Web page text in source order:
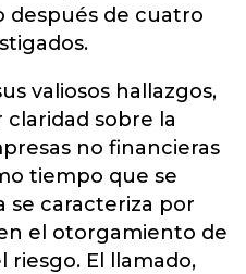
después de cuatro
valiosos hallazgos,
sobre la
no financieras
tiempo que se
se caracteriza por
el otorgamiento de
riesgo. El llamado,